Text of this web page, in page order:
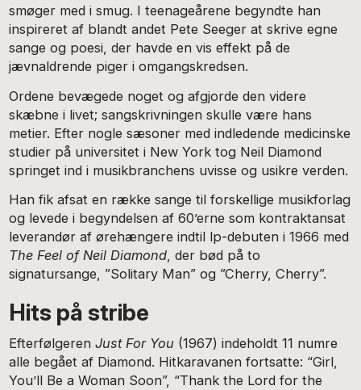
smøger med i smug. I teenageårene begyndte han
inspireret af blandt andet Pete Seeger at skrive egne
sange og poesi, der havde en vis effekt på de
jævnaldrende piger i omgangskredsen.
Ordene bevægede noget og afgjorde den videre
skæbne i livet; sangskrivningen skulle være hans
metier. Efter nogle sæsoner med indledende medicinske
studier på universitet i New York tog Neil Diamond
springet ind i musikbranchens uvisse og usikre verden.
Han fik afsat en række sange til forskellige musikforlag
og levede i begyndelsen af 60’erne som kontraktansat
leverandør af ørehængere indtil lp-debuten i 1966 med
The Feel of Neil Diamond, der bød på to
signatursange, ”Solitary Man” og ”Cherry, Cherry”.
Hits på stribe
EfterfølgerenJust For You (1967) indeholdt 11 numre
alle begået af Diamond. Hitkaravanen fortsatte: “Girl,
You’ll Be a Woman Soon”, “Thank the Lord for the